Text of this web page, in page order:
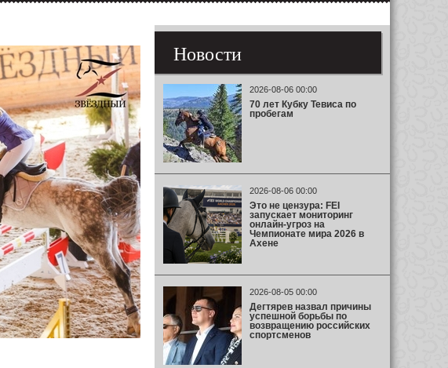
Новости
2026-08-06 00:00
70 лет Кубку Тевиса по
пробегам
2026-08-06 00:00
Это не цензура: FEI
запускает мониторинг
онлайн-угроз на
Чемпионате мира 2026 в
Ахене
2026-08-05 00:00
Дегтярев назвал причины
успешной борьбы по
возвращению российских
спортсменов